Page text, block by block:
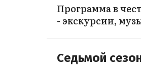
Программа в
- экскурсии,
Седьмой